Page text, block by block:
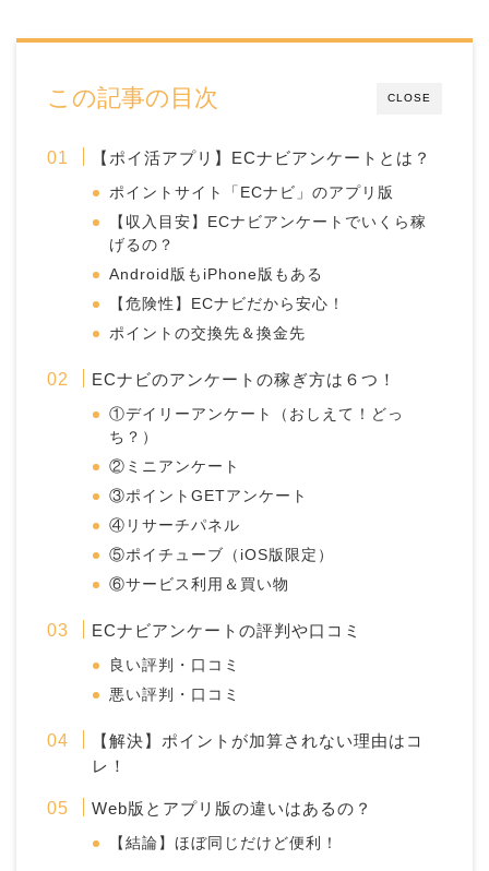
CLOSE
この記事の目次
【ポイ活アプリ】ECナビアンケートとは？
ポイントサイト「ECナビ」のアプリ版
【収入目安】ECナビアンケートでいくら稼
げるの？
Android版もiPhone版もある
【危険性】ECナビだから安心！
ポイントの交換先＆換金先
ECナビのアンケートの稼ぎ方は６つ！
①デイリーアンケート（おしえて！どっ
ち？）
②ミニアンケート
③ポイントGETアンケート
④リサーチパネル
⑤ポイチューブ（iOS版限定）
⑥サービス利用＆買い物
ECナビアンケートの評判や口コミ
良い評判・口コミ
悪い評判・口コミ
【解決】ポイントが加算されない理由はコ
レ！
Web版とアプリ版の違いはあるの？
【結論】ほぼ同じだけど便利！